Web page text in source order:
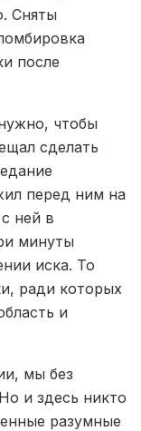
Сняты
после
чтобы
сделать
перед ним на
ней в
минуты
иска. То
ради которых
и
мы без
и здесь никто
разумные